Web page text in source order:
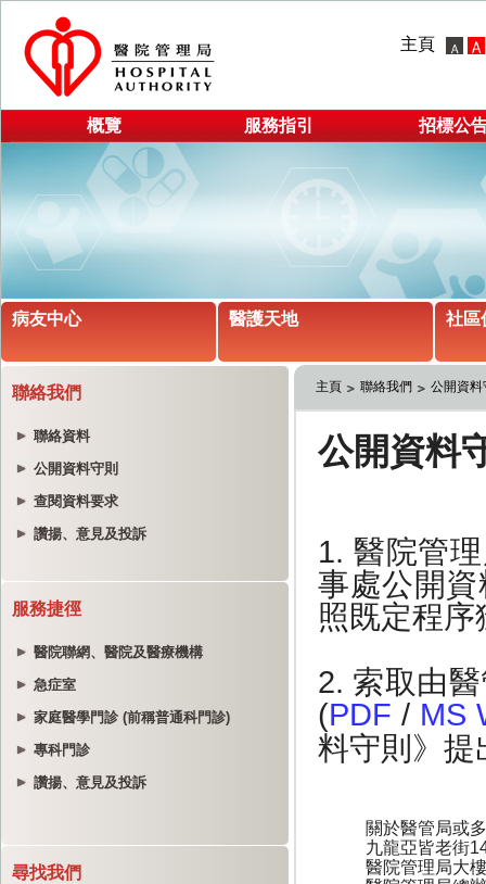
主頁
概覽 服務指引 招標公
病友中心 醫護天地 社區
聯絡我們
聯絡資料
公開資料守則
查閱資料要求
讚揚、意見及投訴
服務捷徑
醫院聯網、醫院及醫療機構
急症室
家庭醫學門診 (前稱普通科門診)
專科門診
讚揚、意見及投訴
尋找我們
主頁 聯絡我們 公開資料